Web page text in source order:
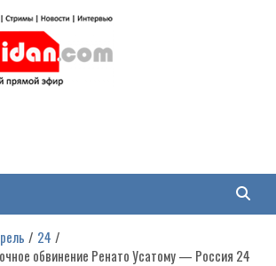
Гражданская война
Украине, включая события в Новороссии, ДНР,
24
обвинение Ренато Усатому — Россия 24